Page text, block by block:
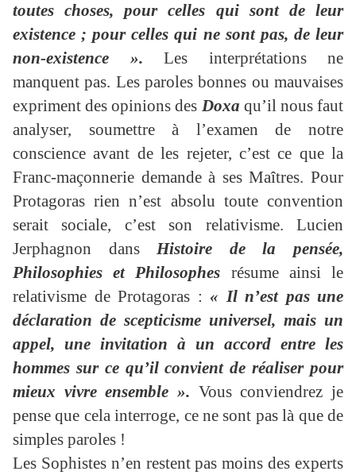
toutes choses, pour celles qui sont de leur
existence ; pour celles qui ne sont pas, de leur
non-existence ». Les interprétations ne
manquent pas. Les paroles bonnes ou mauvaises
expriment des opinions des Doxa qu’il nous faut
analyser, soumettre à l’examen de notre
conscience avant de les rejeter, c’est ce que la
Franc-maçonnerie demande à ses Maîtres. Pour
Protagoras rien n’est absolu toute convention
serait sociale, c’est son relativisme. Lucien
Jerphagnon dansHistoire de la pensée,
Philosophies et Philosophes résume ainsi le
relativisme de Protagoras : « Il n’est pas une
déclaration de scepticisme universel, mais un
appel, une invitation à un accord entre les
hommes sur ce qu’il convient de réaliser pour
mieux vivre ensemble ». Vous conviendrez je
pense que cela interroge, ce ne sont pas là que de
simples paroles !
Les Sophistes n’en restent pas moins des experts